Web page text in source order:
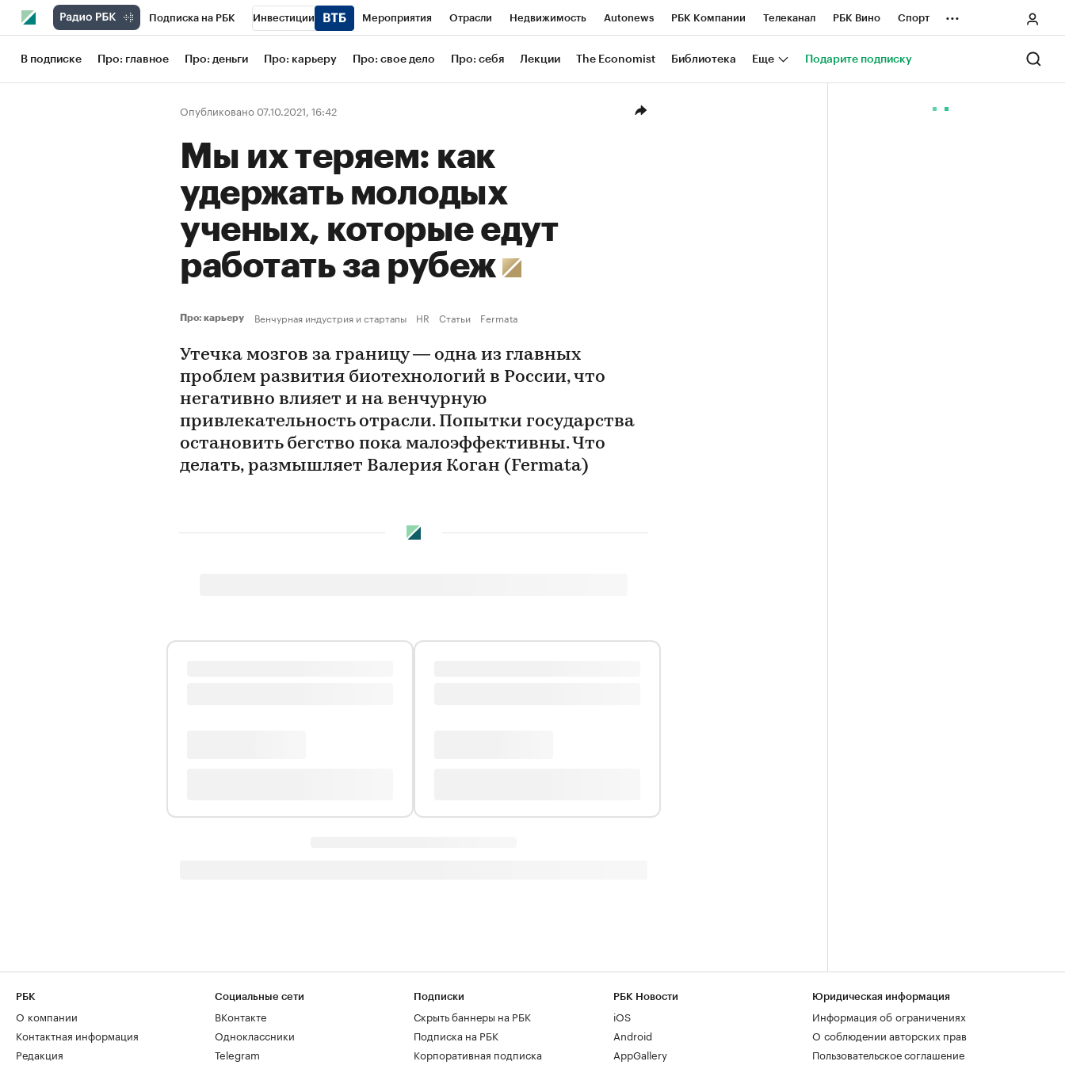
Подписка на РБК Инвестиции Мероприятия Отрасли Недвижимость Autonews РБК Компании Телеканал РБК Вино Спорт
Школа управления РБК РБК Образование РБК Life Тренды Визионеры Национальные проекты Город
Рынок наличной валюты
...
В подписке Про: главное Про: деньги Про: карьеру Про: свое дело Про: себя Лекции The Economist Библиотека Еще Подарите подписку
Опубликовано 07.10.2021, 16:42
Мы их теряем: как
удержать молодых
ученых, которые едут
работать за рубеж
Про: карьеру Венчурная индустрия и стартапы HR Статьи Fermata
Утечка мозгов за границу — одна из главных
проблем развития биотехнологий в России, что
негативно влияет и на венчурную
привлекательность отрасли. Попытки государства
остановить бегство пока малоэффективны. Что
делать, размышляет Валерия Коган (Fermata)
РБК
О компании
Контактная информация
Редакция
Социальные сети
ВКонтакте
Одноклассники
Telegram
Подписки
Скрыть баннеры на РБК
Подписка на РБК
Корпоративная подписка
РБК Новости
iOS
Android
AppGallery
Юридическая информация
Информация об ограничениях
О соблюдении авторских прав
Пользовательское соглашение